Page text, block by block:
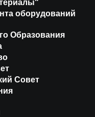
оборудований
Образования
Совет